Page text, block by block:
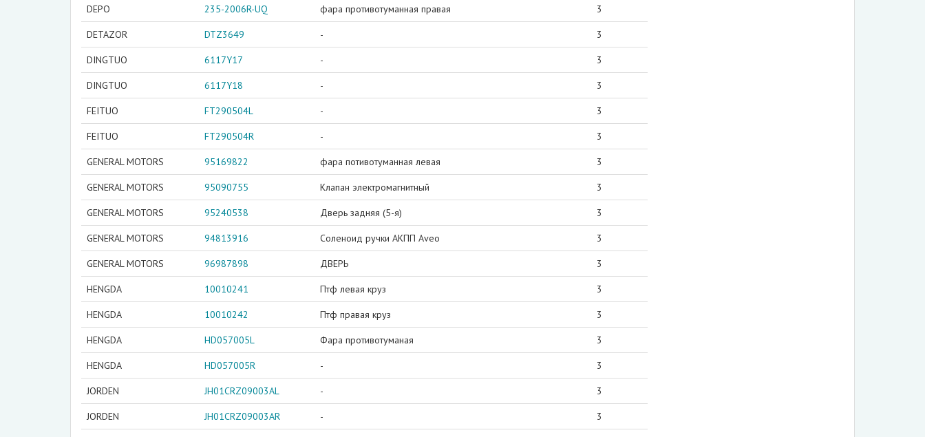
DEPO 235-2006R-UQ фара противотуманная правая 3
DETAZOR DTZ3649 - 3
DINGTUO 6117Y17 - 3
DINGTUO 6117Y18 - 3
FEITUO FT290504L - 3
FEITUO FT290504R - 3
GENERAL MOTORS 95169822 фара потивотуманная левая 3
GENERAL MOTORS 95090755 Клапан электромагнитный 3
GENERAL MOTORS 95240538 Дверь задняя (5-я) 3
GENERAL MOTORS 94813916 Соленоид ручки АКПП Аveo 3
GENERAL MOTORS 96987898 ДВЕРЬ 3
HENGDA 10010241 Птф левая круз 3
HENGDA 10010242 Птф правая круз 3
HENGDA HD057005L Фара противотуманая 3
HENGDA HD057005R - 3
JORDEN JH01CRZ09003AL - 3
JORDEN JH01CRZ09003AR - 3